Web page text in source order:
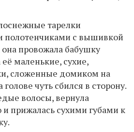
тарелки
полотенчиками с вышивкой
провожала бабушку
маленькие, сухие,
сложенные домиком на
чуть сбился в сторону.
волосы, вернула
и прижалась сухими губами к